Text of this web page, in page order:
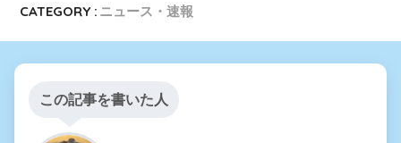
CATEGORY : ニュース・速報
この記事を書いた人